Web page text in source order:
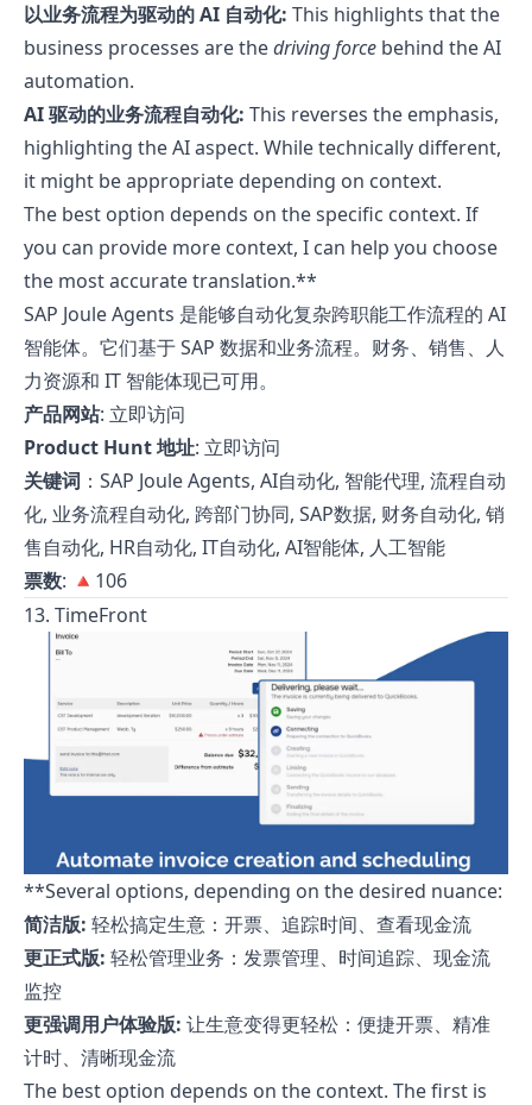
以业务流程为驱动的 AI 自动化: This highlights that the
business processes are thedriving force behind the AI
automation.
AI 驱动的业务流程自动化: This reverses the emphasis,
highlighting the AI aspect. While technically different,
it might be appropriate depending on context.
The best option depends on the specific context. If
you can provide more context, I can help you choose
the most accurate translation.**
SAP Joule Agents 是能够自动化复杂跨职能工作流程的 AI
智能体。它们基于 SAP 数据和业务流程。财务、销售、人
力资源和 IT 智能体现已可用。
产品网站: 立即访问
Product Hunt 地址: 立即访问
关键词 ：SAP Joule Agents, AI自动化, 智能代理, 流程自动
化, 业务流程自动化, 跨部门协同, SAP数据, 财务自动化, 销
售自动化, HR自动化, IT自动化, AI智能体, 人工智能
票数: 🔺106
13. TimeFront
**Several options, depending on the desired nuance:
简洁版: 轻松搞定生意：开票、追踪时间、查看现金流
更正式版: 轻松管理业务：发票管理、时间追踪、现金流
监控
更强调用户体验版: 让生意变得更轻松：便捷开票、精准
计时、清晰现金流
The best option depends on the context. The first is